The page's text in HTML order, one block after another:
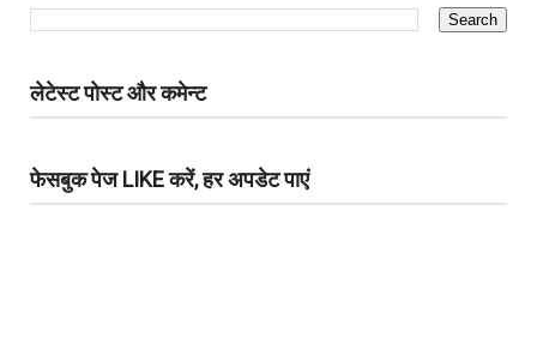
लेटेस्ट पोस्ट और कमेन्ट
फेसबुक पेज LIKE करें, हर अपडेट पाएं